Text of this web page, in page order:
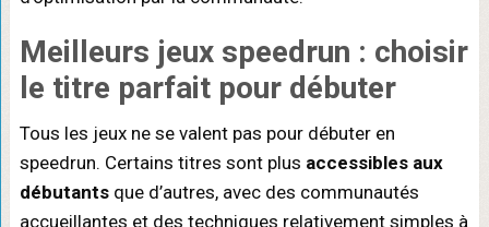
Meilleurs jeux speedrun : choisir
le titre parfait pour débuter
Tous les jeux ne se valent pas pour débuter en
speedrun. Certains titres sont plus accessibles aux
débutantsque d’autres, avec des communautés
accueillantes et des techniques relativement simples à